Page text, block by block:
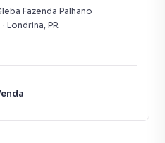
Fazenda Palhano
· Londrina, PR